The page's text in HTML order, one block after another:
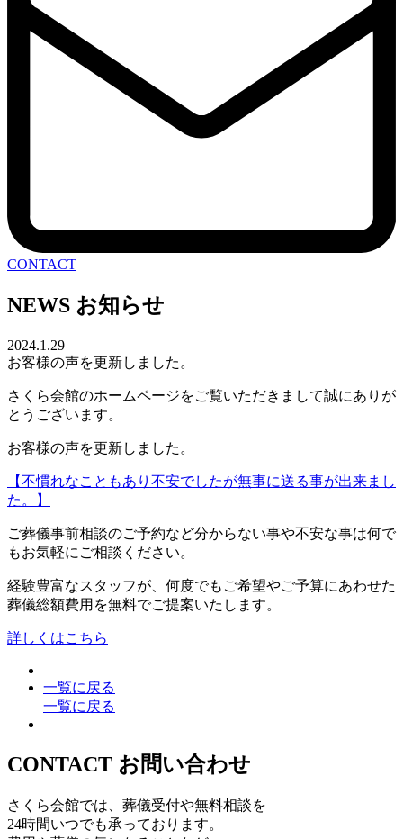
CONTACT
NEWS お知らせ
2024.1.29
お客様の声を更新しました。
さくら会館のホームページをご覧いただきまして誠にありが
とうございます。
お客様の声を更新しました。
【不慣れなこともあり不安でしたが無事に送る事が出来まし
た。】
ご葬儀事前相談のご予約など分からない事や不安な事は何で
もお気軽にご相談ください。
経験豊富なスタッフが、何度でもご希望やご予算にあわせた
葬儀総額費用を無料でご提案いたします。
詳しくはこちら
一覧に戻る
一覧に戻る
CONTACT お問い合わせ
さくら会館では、葬儀受付や無料相談を
24時間いつでも承っております。